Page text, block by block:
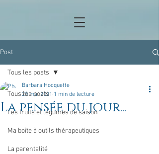
Post
Tous les posts
Les fruits et légumes de saison
Ma boîte à outils thérapeutiques
La parentalité
Tous les posts
La pensée du jour...
Barbara Hocquette
23 mai 2021 1 min de lecture